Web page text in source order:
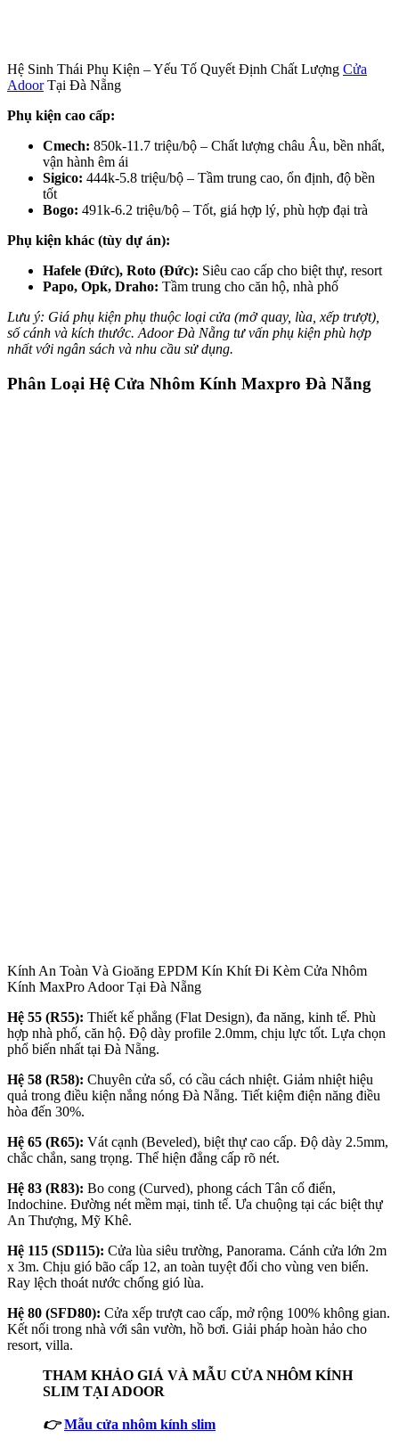
Hệ Sinh Thái Phụ Kiện – Yếu Tố Quyết Định Chất Lượng Cửa
AdoorTại Đà Nẵng
Phụ kiện cao cấp:
Cmech: 850k-11.7 triệu/bộ – Chất lượng châu Âu, bền nhất,
vận hành êm ái
Sigico: 444k-5.8 triệu/bộ – Tầm trung cao, ổn định, độ bền
tốt
Bogo: 491k-6.2 triệu/bộ – Tốt, giá hợp lý, phù hợp đại trà
Phụ kiện khác (tùy dự án):
Hafele (Đức), Roto (Đức): Siêu cao cấp cho biệt thự, resort
Papo, Opk, Draho: Tầm trung cho căn hộ, nhà phố
Lưu ý: Giá phụ kiện phụ thuộc loại cửa (mở quay, lùa, xếp trượt),
số cánh và kích thước. Adoor Đà Nẵng tư vấn phụ kiện phù hợp
nhất với ngân sách và nhu cầu sử dụng.
Phân Loại Hệ Cửa Nhôm Kính Maxpro Đà Nẵng
Kính An Toàn Và Gioăng EPDM Kín Khít Đi Kèm Cửa Nhôm
Kính MaxPro Adoor Tại Đà Nẵng
Hệ 55 (R55): Thiết kế phẳng (Flat Design), đa năng, kinh tế. Phù
hợp nhà phố, căn hộ. Độ dày profile 2.0mm, chịu lực tốt. Lựa chọn
phổ biến nhất tại Đà Nẵng.
Hệ 58 (R58): Chuyên cửa sổ, có cầu cách nhiệt. Giảm nhiệt hiệu
quả trong điều kiện nắng nóng Đà Nẵng. Tiết kiệm điện năng điều
hòa đến 30%.
Hệ 65 (R65): Vát cạnh (Beveled), biệt thự cao cấp. Độ dày 2.5mm,
chắc chắn, sang trọng. Thể hiện đẳng cấp rõ nét.
Hệ 83 (R83): Bo cong (Curved), phong cách Tân cổ điển,
Indochine. Đường nét mềm mại, tinh tế. Ưa chuộng tại các biệt thự
An Thượng, Mỹ Khê.
Hệ 115 (SD115): Cửa lùa siêu trường, Panorama. Cánh cửa lớn 2m
x 3m. Chịu gió bão cấp 12, an toàn tuyệt đối cho vùng ven biển.
Ray lệch thoát nước chống gió lùa.
Hệ 80 (SFD80): Cửa xếp trượt cao cấp, mở rộng 100% không gian.
Kết nối trong nhà với sân vườn, hồ bơi. Giải pháp hoàn hảo cho
resort, villa.
THAM KHẢO GIÁ VÀ MẪU CỬA NHÔM KÍNH
SLIM TẠI ADOOR
👉Mẫu cửa nhôm kính slim